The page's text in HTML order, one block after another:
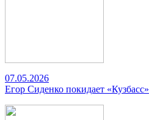
07.05.2026
Егор Сиденко покидает «Кузбасс»